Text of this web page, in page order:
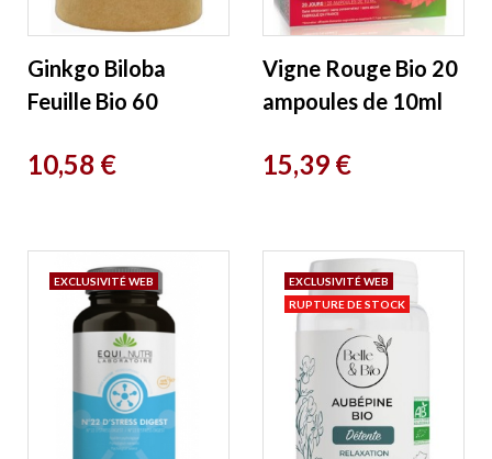
Ginkgo Biloba
Feuille Bio 60
Herboristerie de
Prix
10,58 €
Vigne Rouge Bio 20
ampoules de 10ml
Prix
15,39 €
EXCLUSIVITÉ WEB
EXCLUSIVITÉ WEB
RUPTURE DE STOCK